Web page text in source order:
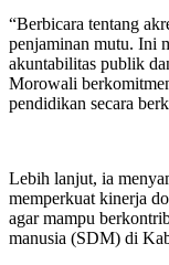
“Berbicara tentang
penjaminan mutu. Ini
akuntabilitas publik
Morowali
pendidikan secara
Lebih lanjut, ia
memperkuat kinerja
agar mampu
manusia (SDM) di